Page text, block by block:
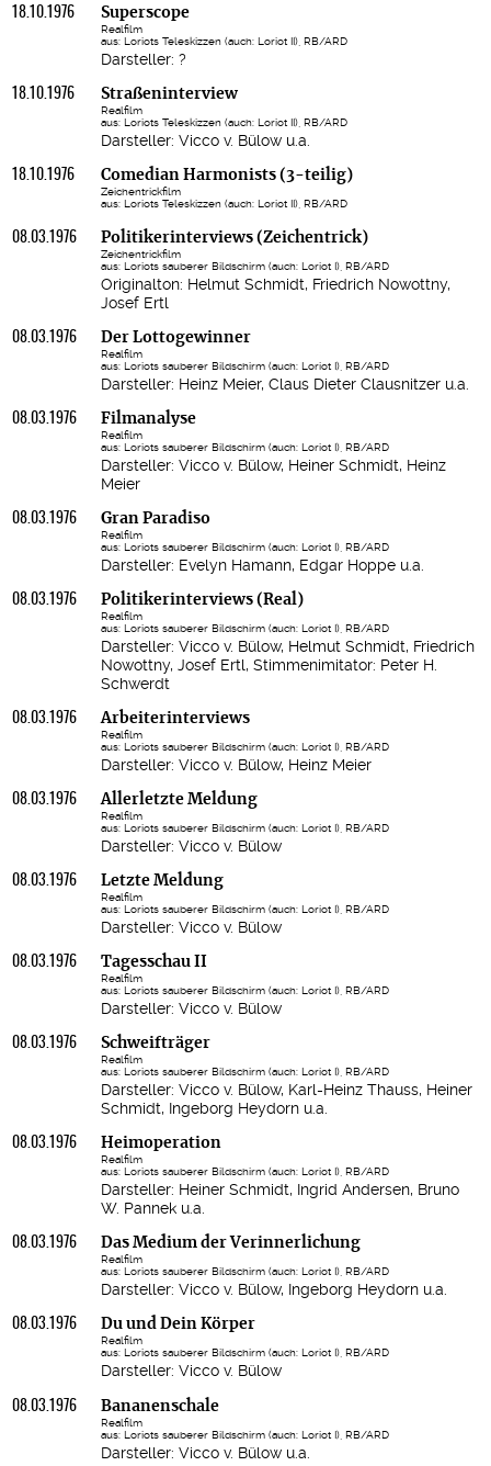
18.10.1976 Superscope
Realfilm
aus: Loriots Teleskizzen (auch: Loriot II), RB/ARD
Darsteller: ?
18.10.1976 Straßeninterview
Realfilm
aus: Loriots Teleskizzen (auch: Loriot II), RB/ARD
Darsteller: Vicco v. Bülow u.a.
18.10.1976 Comedian Harmonists (3-teilig)
Zeichentrickfilm
aus: Loriots Teleskizzen (auch: Loriot II), RB/ARD
08.03.1976 Politikerinterviews (Zeichentrick)
Zeichentrickfilm
aus: Loriots sauberer Bildschirm (auch: Loriot I), RB/ARD
Originalton: Helmut Schmidt, Friedrich Nowottny,
Josef Ertl
08.03.1976 Der Lottogewinner
Realfilm
aus: Loriots sauberer Bildschirm (auch: Loriot I), RB/ARD
Darsteller: Heinz Meier, Claus Dieter Clausnitzer u.a.
08.03.1976 Filmanalyse
Realfilm
aus: Loriots sauberer Bildschirm (auch: Loriot I), RB/ARD
Darsteller: Vicco v. Bülow, Heiner Schmidt, Heinz
Meier
08.03.1976 Gran Paradiso
Realfilm
aus: Loriots sauberer Bildschirm (auch: Loriot I), RB/ARD
Darsteller: Evelyn Hamann, Edgar Hoppe u.a.
08.03.1976 Politikerinterviews (Real)
Realfilm
aus: Loriots sauberer Bildschirm (auch: Loriot I), RB/ARD
Darsteller: Vicco v. Bülow, Helmut Schmidt, Friedrich
Nowottny, Josef Ertl, Stimmenimitator: Peter H.
Schwerdt
08.03.1976 Arbeiterinterviews
Realfilm
aus: Loriots sauberer Bildschirm (auch: Loriot I), RB/ARD
Darsteller: Vicco v. Bülow, Heinz Meier
08.03.1976 Allerletzte Meldung
Realfilm
aus: Loriots sauberer Bildschirm (auch: Loriot I), RB/ARD
Darsteller: Vicco v. Bülow
08.03.1976 Letzte Meldung
Realfilm
aus: Loriots sauberer Bildschirm (auch: Loriot I), RB/ARD
Darsteller: Vicco v. Bülow
08.03.1976 Tagesschau II
Realfilm
aus: Loriots sauberer Bildschirm (auch: Loriot I), RB/ARD
Darsteller: Vicco v. Bülow
08.03.1976 Schweifträger
Realfilm
aus: Loriots sauberer Bildschirm (auch: Loriot I), RB/ARD
Darsteller: Vicco v. Bülow, Karl-Heinz Thauss, Heiner
Schmidt, Ingeborg Heydorn u.a.
08.03.1976 Heimoperation
Realfilm
aus: Loriots sauberer Bildschirm (auch: Loriot I), RB/ARD
Darsteller: Heiner Schmidt, Ingrid Andersen, Bruno
W. Pannek u.a.
08.03.1976 Das Medium der Verinnerlichung
Realfilm
aus: Loriots sauberer Bildschirm (auch: Loriot I), RB/ARD
Darsteller: Vicco v. Bülow, Ingeborg Heydorn u.a.
08.03.1976 Du und Dein Körper
Realfilm
aus: Loriots sauberer Bildschirm (auch: Loriot I), RB/ARD
Darsteller: Vicco v. Bülow
08.03.1976 Bananenschale
Realfilm
aus: Loriots sauberer Bildschirm (auch: Loriot I), RB/ARD
Darsteller: Vicco v. Bülow u.a.